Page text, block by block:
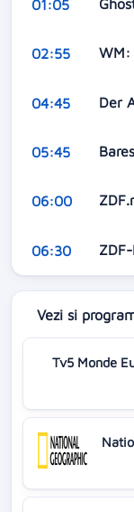
01:05
02:55 WM:
04:45 Der
05:45
06:00
06:30
Vezi si
Tv5 Monde